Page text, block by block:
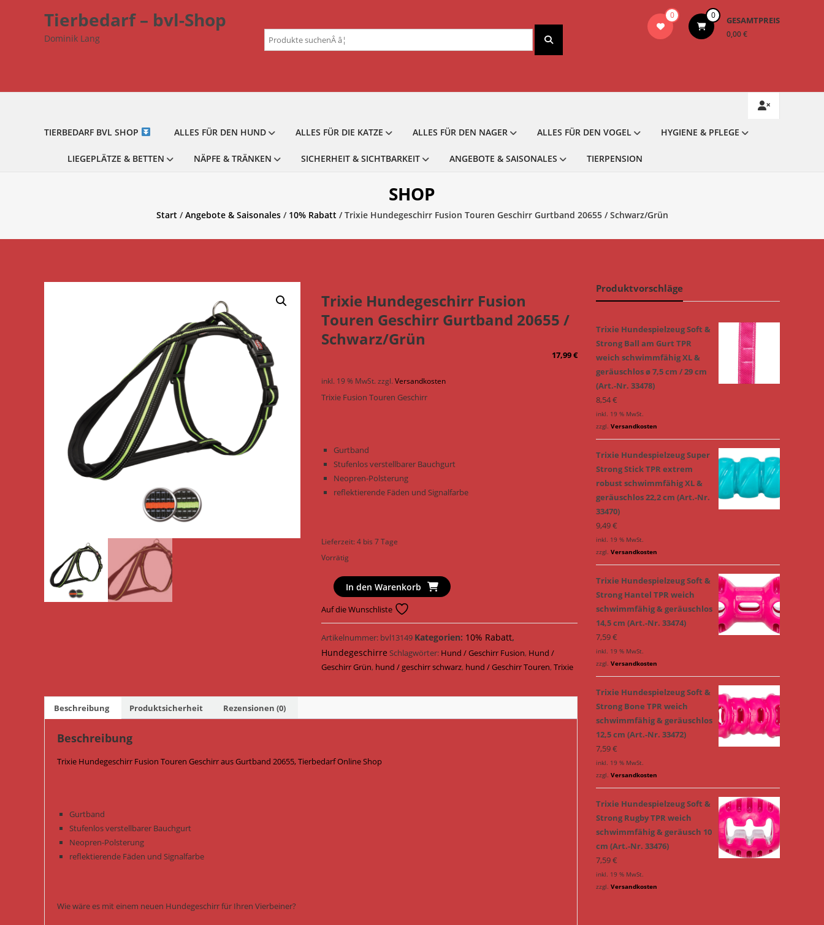
Tierbedarf – bvl-Shop
Dominik Lang
0 0 GESAMTPREIS
0,00 €
Suchen
nach:
TIERBEDARF BVL SHOP ALLES FÜR DEN HUND ALLES FÜR DIE KATZE ALLES FÜR DEN NAGER ALLES FÜR DEN VOGEL HYGIENE & PFLEGE
LIEGEPLÄTZE & BETTEN NÄPFE & TRÄNKEN SICHERHEIT & SICHTBARKEIT ANGEBOTE & SAISONALES TIERPENSION
SHOP
Start/Angebote & Saisonales/ 10% Rabatt/ Trixie Hundegeschirr Fusion Touren Geschirr Gurtband 20655 / Schwarz/Grün
Trixie Hundegeschirr Fusion
Touren Geschirr Gurtband 20655 /
Schwarz/Grün
17,99€
inkl. 19 % MwSt. zzgl.Versandkosten
Trixie Fusion Touren Geschirr
Gurtband
Stufenlos verstellbarer Bauchgurt
Neopren-Polsterung
reflektierende Fäden und Signalfarbe
Lieferzeit:4 bis 7 Tage
Vorrätig
Trixie
Hundegeschirr
Fusion
Touren
Geschirr
Gurtband
20655
Schwarz/Grün
In den Warenkorb
Auf die Wunschliste
Artikelnummer: bvl13149 Kategorien: 10% Rabatt,
Hundegeschirre Schlagwörter: Hund / Geschirr Fusion, Hund /
Geschirr Grün, hund / geschirr schwarz, hund / Geschirr Touren,Trixie
Beschreibung Produktsicherheit Rezensionen (0)
Beschreibung
Trixie Hundegeschirr Fusion Touren Geschirr aus Gurtband 20655, Tierbedarf Online Shop
Gurtband
Stufenlos verstellbarer Bauchgurt
Neopren-Polsterung
reflektierende Fäden und Signalfarbe
Wie wäre es mit einem neuen Hundegeschirr für Ihren Vierbeiner?
Produktvorschläge
Trixie Hundespielzeug Soft &
Strong Ball am Gurt TPR
weich schwimmfähig XL &
geräuschlos ø 7,5 cm / 29 cm
(Art.-Nr. 33478)
8,54€
inkl. 19 % MwSt.
zzgl. Versandkosten
Trixie Hundespielzeug Super
Strong Stick TPR extrem
robust schwimmfähig XL &
geräuschlos 22,2 cm (Art.-Nr.
33470)
9,49€
inkl. 19 % MwSt.
zzgl. Versandkosten
Trixie Hundespielzeug Soft &
Strong Hantel TPR weich
schwimmfähig & geräuschlos
14,5 cm (Art.-Nr. 33474)
7,59€
inkl. 19 % MwSt.
zzgl. Versandkosten
Trixie Hundespielzeug Soft &
Strong Bone TPR weich
schwimmfähig & geräuschlos
12,5 cm (Art.-Nr. 33472)
7,59€
inkl. 19 % MwSt.
zzgl. Versandkosten
Trixie Hundespielzeug Soft &
Strong Rugby TPR weich
schwimmfähig & geräusch 10
cm (Art.-Nr. 33476)
7,59€
inkl. 19 % MwSt.
zzgl. Versandkosten